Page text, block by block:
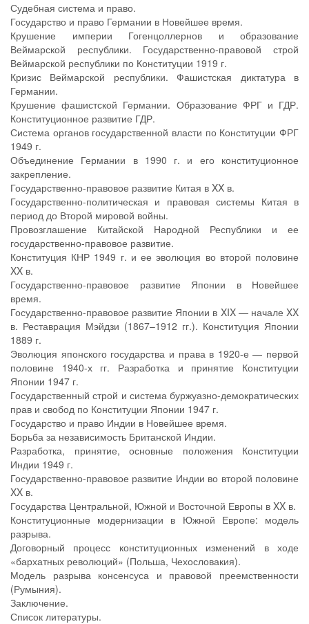
Судебная система и право.
Государство и право Германии в Новейшее время.
Крушение империи Гогенцоллернов и образование
Веймарской республики. Государственно-правовой строй
Веймарской республики по Конституции 1919 г.
Кризис Веймарской республики. Фашистская диктатура в
Германии.
Крушение фашистской Германии. Образование ФРГ и ГДР.
Конституционное развитие ГДР.
Система органов государственной власти по Конституции ФРГ
1949 г.
Объединение Германии в 1990 г. и его конституционное
закрепление.
Государственно-правовое развитие Китая в XX в.
Государственно-политическая и правовая системы Китая в
период до Второй мировой войны.
Провозглашение Китайской Народной Республики и ее
государственно-правовое развитие.
Конституция КНР 1949 г. и ее эволюция во второй половине
XX в.
Государственно-правовое развитие Японии в Новейшее
время.
Государственно-правовое развитие Японии в XIX — начале XX
в. Реставрация Мэйдзи (1867–1912 гг.). Конституция Японии
1889 г.
Эволюция японского государства и права в 1920-е — первой
половине 1940-х гг. Разработка и принятие Конституции
Японии 1947 г.
Государственный строй и система буржуазно-демократических
прав и свобод по Конституции Японии 1947 г.
Государство и право Индии в Новейшее время.
Борьба за независимость Британской Индии.
Разработка, принятие, основные положения Конституции
Индии 1949 г.
Государственно-правовое развитие Индии во второй половине
XX в.
Государства Центральной, Южной и Восточной Европы в XX в.
Конституционные модернизации в Южной Европе: модель
разрыва.
Договорный процесс конституционных изменений в ходе
«бархатных революций» (Польша, Чехословакия).
Модель разрыва консенсуса и правовой преемственности
(Румыния).
Заключение.
Список литературы.